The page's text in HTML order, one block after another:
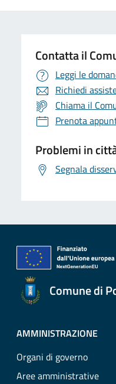
Contatta il
Leggi le
Richiedi
Chiama il
Prenota
Problemi in
Segnala
Comune di
AMMINISTRAZIONE
Organi di governo
Aree amministrative